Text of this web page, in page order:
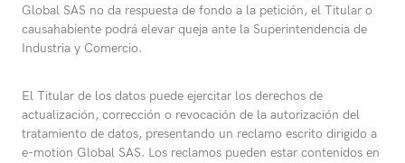
Global SAS no da respuesta de fondo a la petición, el Titular o
causahabiente podrá elevar queja ante la Superintendencia de
Industria y Comercio.
El Titular de los datos puede ejercitar los derechos de
actualización, corrección o revocación de la autorización del
tratamiento de datos, presentando un reclamo escrito dirigido a
e-motion Global SAS. Los reclamos pueden estar contenidos en